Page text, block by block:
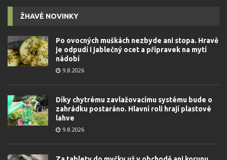
ŽHAVÉ NOVINKY
Po ovocných muškách nezbyde ani stopa. Hravě
je odpudí i jablečný ocet a přípravek na mytí
nádobí
9.8.2026
Díky chytrému zavlažovacímu systému bude o
zahrádku postaráno. Hlavní roli hrají plastové
lahve
9.8.2026